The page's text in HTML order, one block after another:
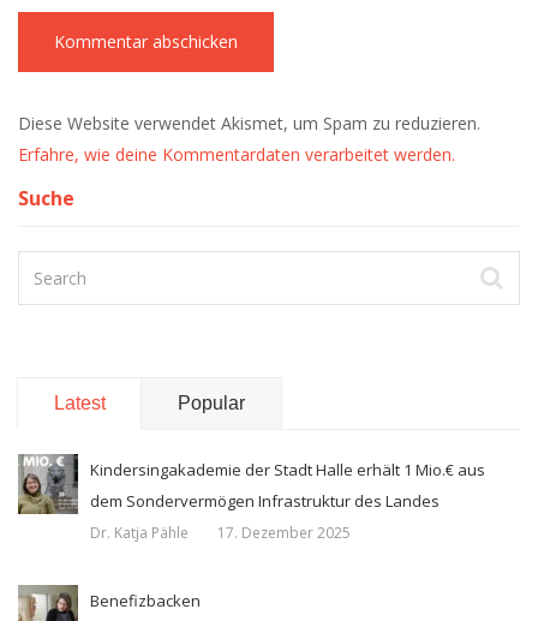
Diese Website verwendet Akismet, um Spam zu reduzieren.
Erfahre, wie deine Kommentardaten verarbeitet werden.
Suche
Latest Popular
Kindersingakademie der Stadt Halle erhält 1 Mio.€ aus
dem Sondervermögen Infrastruktur des Landes
Dr. Katja Pähle 17. Dezember 2025
Benefizbacken